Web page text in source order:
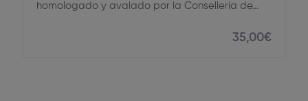
homologado y avalado por la Consellería de…
35,00€